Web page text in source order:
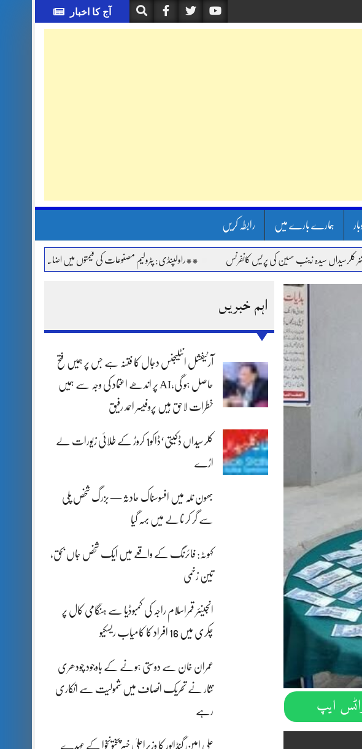
آج کا اخبار
ہمارے بارے میں رابطہ کریں
سیدہ زینب حسین کی پریس کانفرنس **راولپنڈی: پٹرولیم مصنوعات کی قیمتوں میں اضافے اور مہنگائی کے
اہم خبریں
آرٹیفشل انٹلیجنس دجال کا فتنہ ہے جس پر ہمیں فتح
حاصل ہو گی،AI پر اندھے اعتماد کی وجہ سے ہمیں
خطرات لاحق ہیں پروفیسر احمد رفیق
کلرسیداں ڈکیتی‘ڈاکو1 کروڑ کے طلائی زیورات لے
اڑے
بھون نلہ میں افسوسناک حادثہ — بزرگ شخص پلی
سے گر کر نالے میں بہہ گیا
کہوٹہ: فائرنگ کے واقعے میں ایک شخص جاں بحق،
تین زخمی
انجینئر قمراسلام راجہ کی کمبوڈیا سے ہنگامی کال پر
چکری میں 16 افراد کا کامیاب ریسکیو
عمران خان سے دوستی ہونے کے باوجود چودھری
نثار نے تحریک انصاف میں شمولیت سے انکاری
رہے
علی امین گنڈاپور کا وزیراعلیٰ خیبرپختونخوا کے عہدے
ایپ